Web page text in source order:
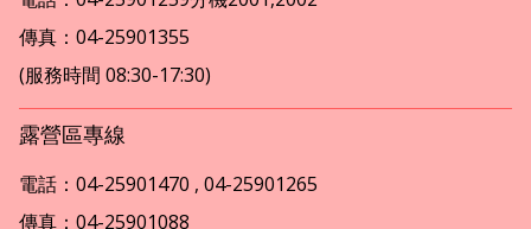
傳真：04-25901355
(服務時間 08:30-17:30)
露營區專線
電話：04-25901470 , 04-25901265
傳真：04-25901088